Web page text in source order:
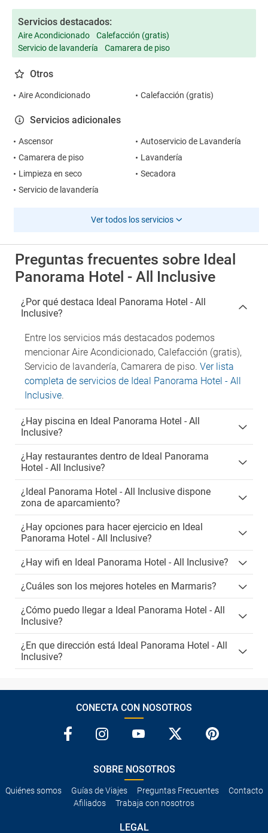
Servicios destacados:
Aire Acondicionado
Calefacción (gratis)
Servicio de lavandería
Camarera de piso
Otros
Aire Acondicionado Calefacción (gratis)
Servicios adicionales
Ascensor
Autoservicio de Lavandería
Camarera de piso
Lavandería
Limpieza en seco
Secadora
Servicio de lavandería
Ver todos los servicios
Preguntas frecuentes sobre Ideal
Panorama Hotel - All Inclusive
¿Por qué destaca Ideal Panorama Hotel - All
Inclusive?
Entre los servicios más destacados podemos
mencionar Aire Acondicionado, Calefacción (gratis),
Servicio de lavandería, Camarera de piso. Ver lista
completa de servicios de Ideal Panorama Hotel - All
Inclusive.
¿Hay piscina en Ideal Panorama Hotel - All
Inclusive?
¿Hay restaurantes dentro de Ideal Panorama
Hotel - All Inclusive?
¿Ideal Panorama Hotel - All Inclusive dispone
zona de aparcamiento?
¿Hay opciones para hacer ejercicio en Ideal
Panorama Hotel - All Inclusive?
¿Hay wifi en Ideal Panorama Hotel - All Inclusive?
¿Cuáles son los mejores hoteles en Marmaris?
¿Cómo puedo llegar a Ideal Panorama Hotel - All
Inclusive?
¿En que dirección está Ideal Panorama Hotel - All
Inclusive?
CONECTA CON NOSOTROS
SOBRE NOSOTROS
Quiénes somos Guías de Viajes Preguntas Frecuentes
Contacto
Afiliados
Trabaja con nosotros
LEGAL